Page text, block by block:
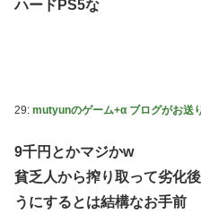
ハードPS5な
29: mutyunのゲーム+α ブログがお送
9千円とかマジかw
貧乏人から搾り取って劣化
うにするとは結構なお手前